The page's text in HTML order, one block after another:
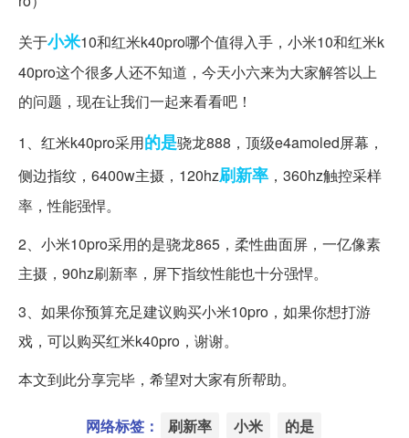
关于小米10和红米k40pro哪个值得入手，小米10和红米k
40pro这个很多人还不知道，今天小六来为大家解答以上
的问题，现在让我们一起来看看吧！
1、红米k40pro采用的是骁龙888，顶级e4amoled屏幕，
侧边指纹，6400w主摄，120hz刷新率 ，360hz触控采样
率，性能强悍。
2、小米10pro采用的是骁龙865，柔性曲面屏，一亿像素
主摄，90hz刷新率，屏下指纹性能也十分强悍。
3、如果你预算充足建议购买小米10pro，如果你想打游
戏，可以购买红米k40pro，谢谢。
本文到此分享完毕，希望对大家有所帮助。
网络标签： 刷新率 小米 的是